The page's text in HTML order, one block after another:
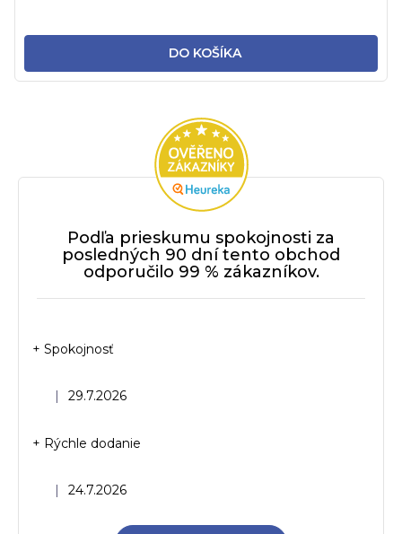
DO KOŠÍKA
Podľa prieskumu spokojnosti za
posledných 90 dní tento obchod
odporučilo 99 % zákazníkov.
Hodnotenie obchodu je 5 z 5 hviezdičiek.
| 29.7.2026
+ Spokojnosť
Hodnotenie obchodu je 5 z 5 hviezdičiek.
| 24.7.2026
+ Rýchle dodanie